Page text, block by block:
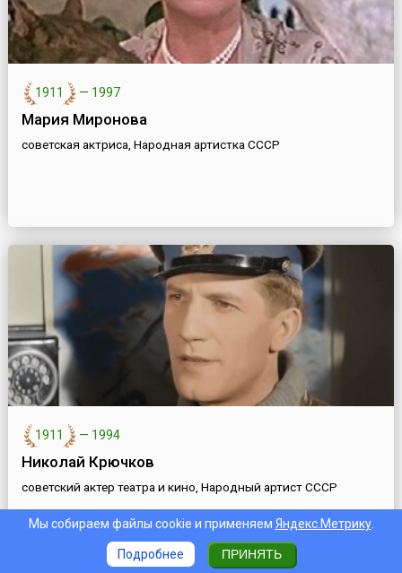
1911 — 1997
Мария Миронова
советская актриса, Народная артистка СССР
1911 — 1994
Николай Крючков
советский актер театра и кино, Народный артист СССР
Мы собираем файлы cookie и применяем Яндекс.Метрику.
Подробнее ПРИНЯТЬ